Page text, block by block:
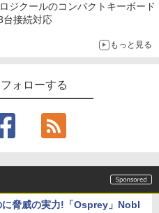
ジクールのコンパクトキーボード
台接続対応
もっと見る
ォローする
に脅威の実力!「Osprey」Nobl